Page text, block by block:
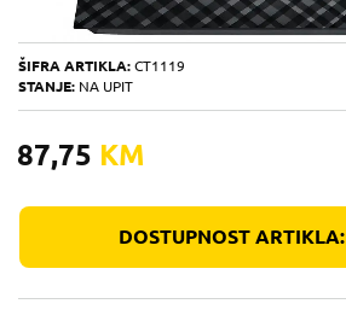
ŠIFRA ARTIKLA: CT1119
STANJE: NA UPIT
87,75 KM
DOSTUPNOST ARTIKLA: